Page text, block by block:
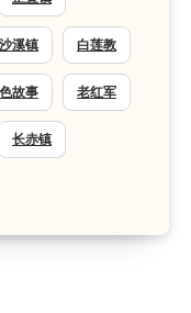
沙溪镇 白莲教
故事 老红军
长赤镇